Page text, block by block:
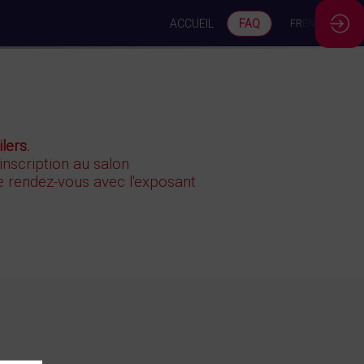
ACCUEIL FAQ FR
au salon
rendez-vous avec l'exposant